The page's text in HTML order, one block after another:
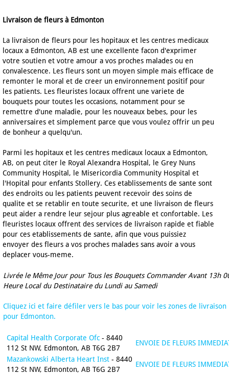
Livraison de fleurs à Edmonton
La livraison de fleurs pour les hopitaux et les centres medicaux
locaux a Edmonton, AB est une excellente facon d'exprimer
votre soutien et votre amour a vos proches malades ou en
convalescence. Les fleurs sont un moyen simple mais efficace de
remonter le moral et de creer un environnement positif pour
les patients. Les fleuristes locaux offrent une variete de
bouquets pour toutes les occasions, notamment pour se
remettre d'une maladie, pour les nouveaux bebes, pour les
anniversaires et simplement parce que vous voulez offrir un peu
de bonheur a quelqu'un.
Parmi les hopitaux et les centres medicaux locaux a Edmonton,
AB, on peut citer le Royal Alexandra Hospital, le Grey Nuns
Community Hospital, le Misericordia Community Hospital et
l'Hopital pour enfants Stollery. Ces etablissements de sante sont
des endroits ou les patients peuvent recevoir des soins de
qualite et se retablir en toute securite, et une livraison de fleurs
peut aider a rendre leur sejour plus agreable et confortable. Les
fleuristes locaux offrent des services de livraison rapide et fiable
pour ces etablissements de sante, afin que vous puissiez
envoyer des fleurs a vos proches malades sans avoir a vous
deplacer vous-meme.
Livrée le Même Jour pour Tous les Bouquets Commander Avant 13h
Heure Local du Destinataire du Lundi au Samedi
Cliquez ici et faire défiler vers le bas pour voir les zones de livraison
pour Edmonton.
Capital Health Corporate Ofc - 8440
112 St NW, Edmonton, AB T6G 2B7
ENVOIE DE FLEURS
Mazankowski Alberta Heart Inst - 8440
112 St NW, Edmonton, AB T6G 2B7
ENVOIE DE FLEURS